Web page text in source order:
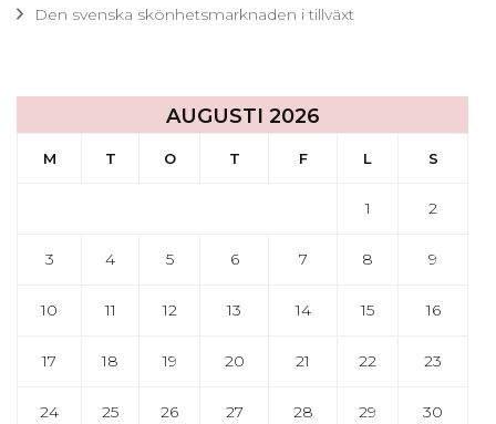
Den svenska skönhetsmarknaden i tillväxt
AUGUSTI 2026
M T O T F L S
1 2
3 4 5 6 7 8 9
10 11 12 13 14 15 16
17 18 19 20 21 22 23
24 25 26 27 28 29 30